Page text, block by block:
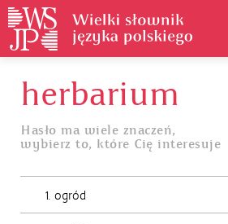
Historia słownika
Jak korzystać
herbarium
Hasło ma wiele znaczeń,
wybierz to, które Cię interesuje
1. ogród